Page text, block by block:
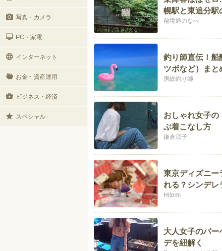
写真・カメラ
PC・家電
インターネット
お金・資産運用
ビジネス・経済
スペシャル
幌駅と東追分駅
秘境通のなべ
釣り師直伝！船
ツボなど）まと
房総釣り師
おしゃれ女子の
ぶ着こなし方
鎌倉涼子
東京ディズニー
れる？シンデレ
Hitomi
大人女子のバ
デを紐解く